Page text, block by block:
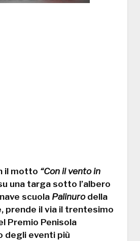
il motto “Con il vento in
una targa sotto l’albero
scuola Palinurodella
prende il via il trentesimo
Premio Penisola
degli eventi più